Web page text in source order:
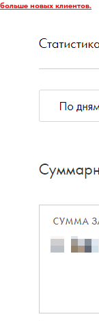
больше новых клиентов.